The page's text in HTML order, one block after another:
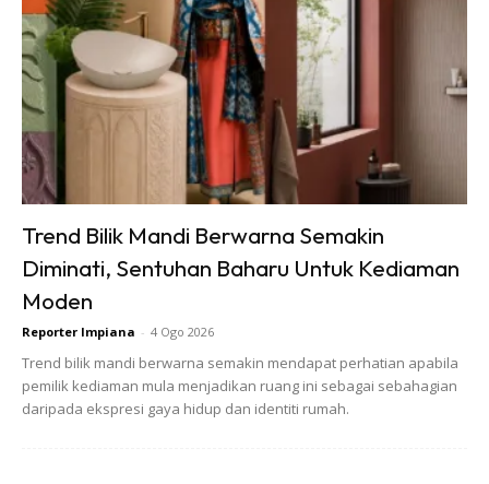
Trend Bilik Mandi Berwarna Semakin
Diminati, Sentuhan Baharu Untuk Kediaman
Moden
Reporter Impiana - 4 Ogo 2026
Trend bilik mandi berwarna semakin mendapat perhatian apabila
pemilik kediaman mula menjadikan ruang ini sebagai sebahagian
daripada ekspresi gaya hidup dan identiti rumah.